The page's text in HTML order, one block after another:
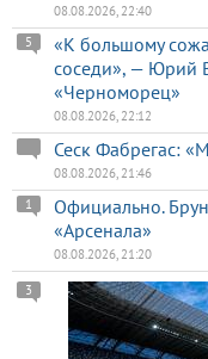
08.08.2026, 22:40
«К большому
соседи», — Юрий
«Черноморец»
5
08.08.2026, 22:12
Сеск Фабрегас:
08.08.2026, 21:46
Официально.
«Арсенала»
1
08.08.2026, 21:20
3